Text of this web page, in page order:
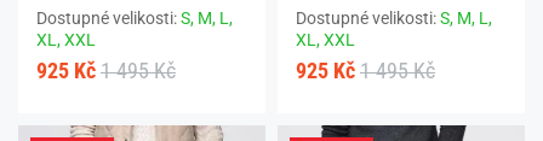
Dostupné velikosti:S, M, L,
XL,XXL
925 Kč 1 495 Kč
Dostupné velikosti:S, M, L,
XL,XXL
925 Kč 1 495 Kč